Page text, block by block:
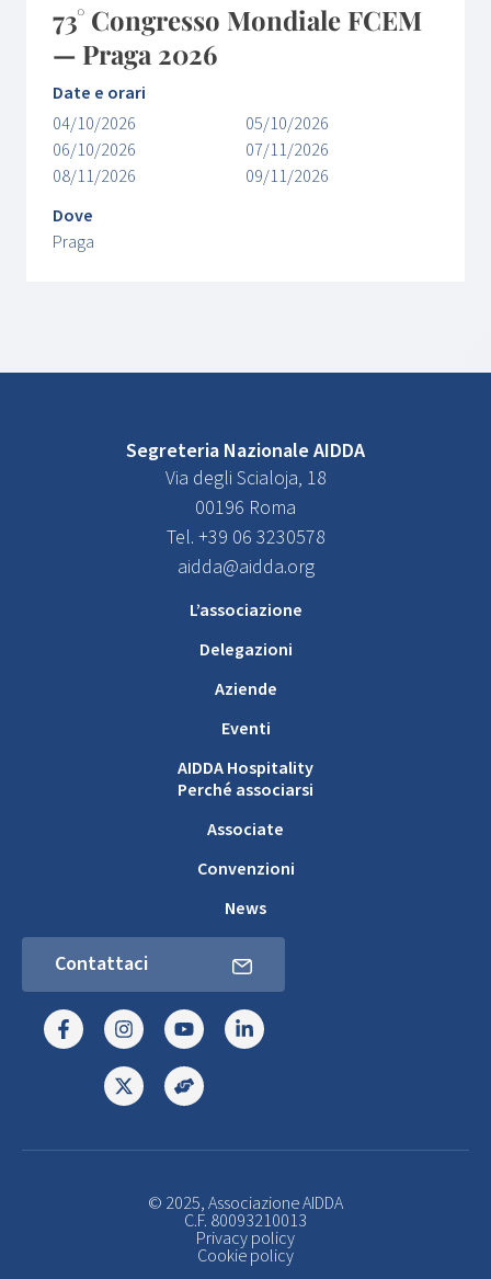
73° Congresso Mondiale FCEM
— Praga 2026
Date e orari
04/10/2026
05/10/2026
06/10/2026
07/11/2026
08/11/2026
09/11/2026
Dove
Praga
Segreteria Nazionale AIDDA
Via degli Scialoja, 18
00196 Roma
Tel. +39 06 3230578
aidda@aidda.org
L’associazione
Delegazioni
Aziende
Eventi
AIDDA Hospitality
Perché associarsi
Associate
Convenzioni
News
Contattaci
© 2025, Associazione AIDDA
C.F. 80093210013
Privacy policy
Cookie policy